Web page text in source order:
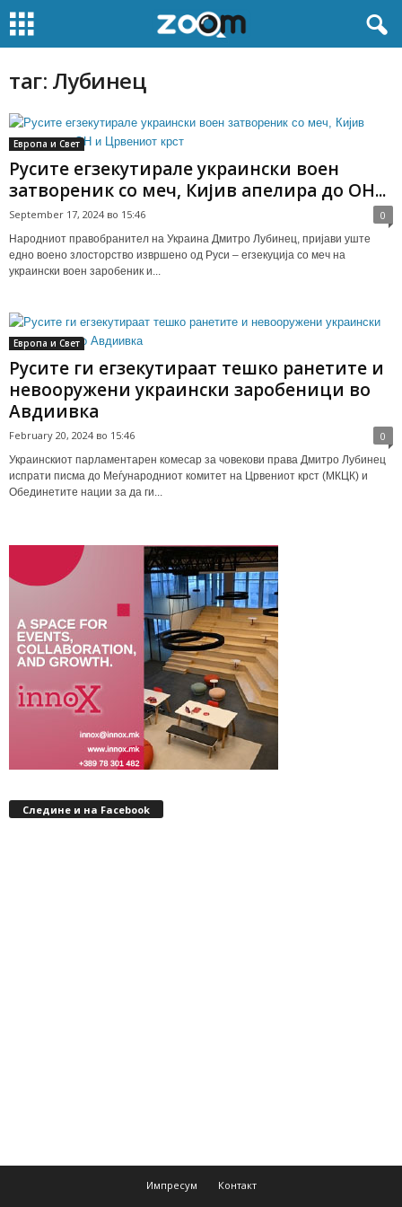
таг: Лубинец
Европа и Свет
Русите егзекутирале украински воен
затвореник со меч, Кијив апелира до ОН...
September 17, 2024 во 15:46 0
Народниот правобранител на Украина Дмитро Лубинец, пријави уште
едно воено злосторство извршено од Руси – егзекуција со меч на
украински воен заробеник и...
Европа и Свет
Русите ги егзекутираат тешко ранетите и
невооружени украински заробеници во
Авдиивка
February 20, 2024 во 15:46 0
Украинскиот парламентарен комесар за човекови права Дмитро Лубинец
испрати писма до Меѓународниот комитет на Црвениот крст (МКЦК) и
Обединетите нации за да ги...
Следине и на Facebook
Импресум
Контакт